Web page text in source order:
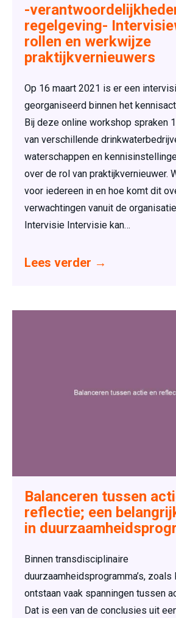
-
regelgeving-
rollen en werkwijze
praktijkvernieuwers
Op 16 maart 2021 is er een
georganiseerd binnen het
Bij deze online workshop spraken
van verschillende
waterschappen en
over de rol van praktijkvernieuwer.
voor iedereen in en hoe komt dit
verwachtingen vanuit de
Intervisie Intervisie kan…
Lees verder →
Balanceren tussen
reflectie; een
in
Binnen transdisciplinaire
duurzaamheidsprogramma’s, zoals
ontstaan vaak spanningen tussen
Dat is een van de conclusies uit